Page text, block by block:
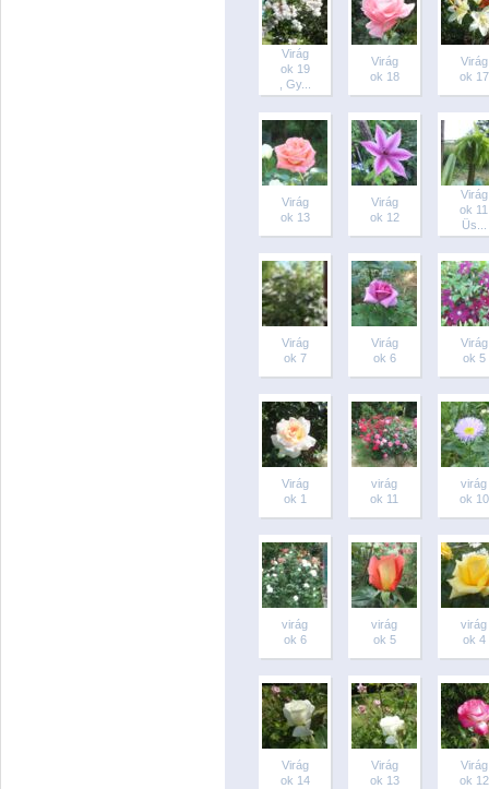
Virág
ok 19
, Gy...
Virág
ok 18
Virág
ok 17
Virág
ok 13
Virág
ok 12
Virág
ok 11
Üs...
Virág
ok 7
Virág
ok 6
Virág
ok 5
Virág
ok 1
virág
ok 11
virág
ok 10
virág
ok 6
virág
ok 5
virág
ok 4
Virág
ok 14
Virág
ok 13
Virág
ok 12